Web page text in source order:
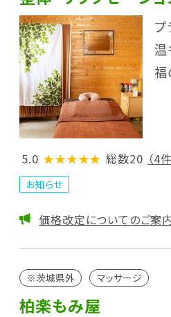
プ
温
福
5.0 ★★★★★ 総数20 （4件
お知らせ
価格改定についてのご案
※茨城県外 マッサージ
柏楽もみ屋